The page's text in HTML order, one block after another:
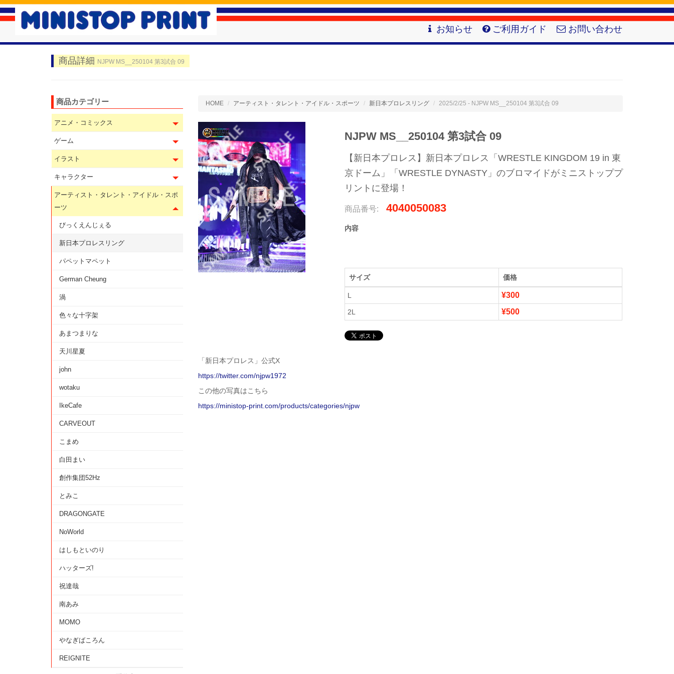
お知らせ ご利用ガイド お問い合わせ
商品詳細 NJPW MS__250104 第3試合 09
HOME アーティスト・タレント・アイドル・スポーツ 新日本プロレスリング 2025/2/25 - NJPW MS__250104 第3試合 09
NJPW MS__250104 第3試合 09
【新日本プロレス】新日本プロレス「WRESTLE KINGDOM 19 in 東
京ドーム」「WRESTLE DYNASTY」のブロマイドがミニストッププ
リントに登場！
商品番号: 4040050083
内容
サイズ 価格
L ¥300
2L ¥500
「新日本プロレス」公式X
https://twitter.com/njpw1972
この他の写真はこちら
https://ministop-print.com/products/categories/njpw
商品カテゴリー
アニメ・コミックス
ゲーム
イラスト
キャラクター
アーティスト・タレント・アイドル・スポ
ーツ
びっくえんじぇる
新日本プロレスリング
パペットマペット
German Cheung
渦
色々な十字架
あまつまりな
天川星夏
john
wotaku
IkeCafe
CARVEOUT
こまめ
白田まい
創作集団52Hz
とみこ
DRAGONGATE
NoWorld
はしもといのり
ハッターズ!
祝達哉
南あみ
MOMO
やなぎばころん
REIGNITE